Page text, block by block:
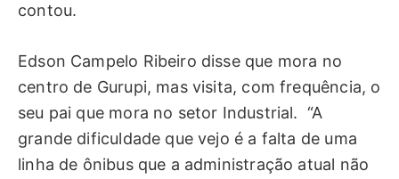
contou.
Edson Campelo Ribeiro disse que mora no
centro de Gurupi, mas visita, com frequência, o
seu pai que mora no setor Industrial. “A
grande dificuldade que vejo é a falta de uma
linha de ônibus que a administração atual não